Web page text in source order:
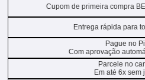
Cupom de primeira compra
Entrega rápida para
Pague no
Com aprovação
Parcele no
Em até 6x sem